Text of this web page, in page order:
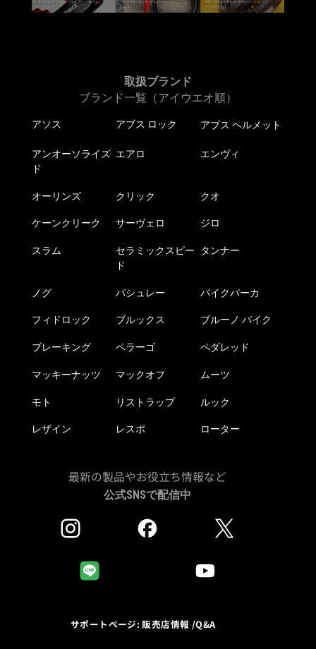
取扱ブランド
ブランド一覧（アイウエオ順）
アソス アブス ロック アブス ヘルメット
アンオーソライズ
ド
エアロ エンヴィ
オーリンズ クリック クオ
ケーンクリーク サーヴェロ ジロ
スラム
セラミックスピー
ド
タンナー
ノグ パシュレー バイクパーカ
フィドロック ブルックス ブルーノ バイク
ブレーキング ペラーゴ ペダレッド
マッキーナッツ マックオフ ムーツ
モト リストラップ ルック
レザイン レスポ ローター
最新の製品やお役立ち情報など
公式SNSで配信中
サポートページ: 販売店情報 /Q&A